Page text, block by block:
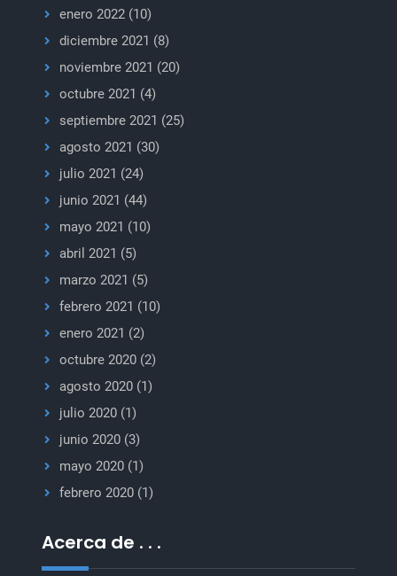
enero 2022(10)
diciembre 2021 (8)
noviembre 2021 (20)
octubre 2021 (4)
septiembre 2021 (25)
agosto 2021 (30)
julio 2021 (24)
junio 2021 (44)
mayo 2021 (10)
abril 2021 (5)
marzo 2021 (5)
febrero 2021 (10)
enero 2021 (2)
octubre 2020(2)
agosto 2020(1)
julio 2020(1)
junio 2020(3)
mayo 2020(1)
febrero 2020(1)
Acerca de . . .